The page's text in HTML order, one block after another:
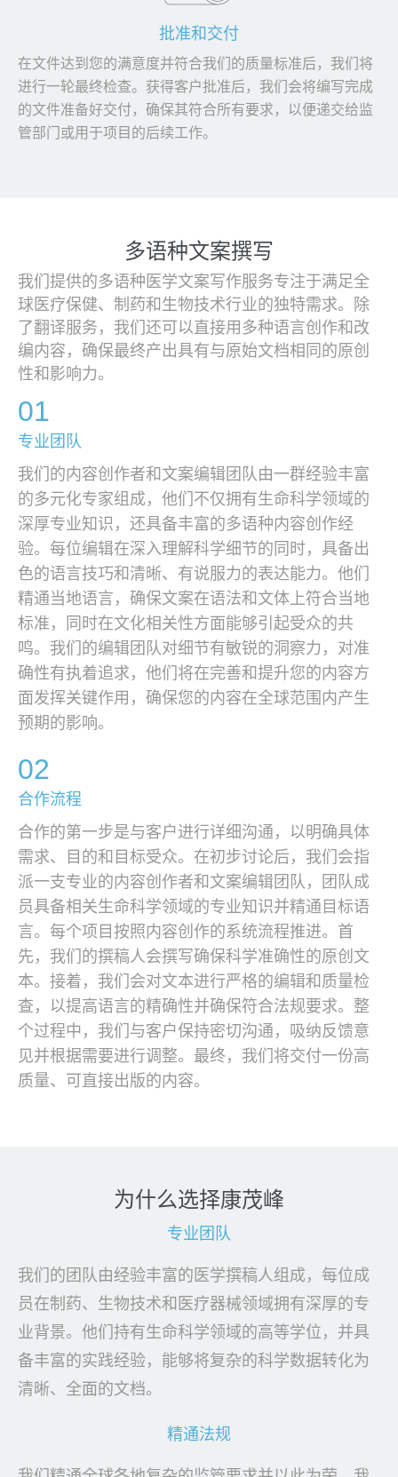
批准和交付
在文件达到您的满意度并符合我们的质量标准后，我们将
进行一轮最终检查。获得客户批准后，我们会将编写完成
的文件准备好交付，确保其符合所有要求，以便递交给监
管部门或用于项目的后续工作。
多语种文案撰写
我们提供的多语种医学文案写作服务专注于满足全
球医疗保健、制药和生物技术行业的独特需求。除
了翻译服务，我们还可以直接用多种语言创作和改
编内容，确保最终产出具有与原始文档相同的原创
性和影响力。
01
专业团队
我们的内容创作者和文案编辑团队由一群经验丰富
的多元化专家组成，他们不仅拥有生命科学领域的
深厚专业知识，还具备丰富的多语种内容创作经
验。每位编辑在深入理解科学细节的同时，具备出
色的语言技巧和清晰、有说服力的表达能力。他们
精通当地语言，确保文案在语法和文体上符合当地
标准，同时在文化相关性方面能够引起受众的共
鸣。我们的编辑团队对细节有敏锐的洞察力，对准
确性有执着追求，他们将在完善和提升您的内容方
面发挥关键作用，确保您的内容在全球范围内产生
预期的影响。
02
合作流程
合作的第一步是与客户进行详细沟通，以明确具体
需求、目的和目标受众。在初步讨论后，我们会指
派一支专业的内容创作者和文案编辑团队，团队成
员具备相关生命科学领域的专业知识并精通目标语
言。每个项目按照内容创作的系统流程推进。首
先，我们的撰稿人会撰写确保科学准确性的原创文
本。接着，我们会对文本进行严格的编辑和质量检
查，以提高语言的精确性并确保符合法规要求。整
个过程中，我们与客户保持密切沟通，吸纳反馈意
见并根据需要进行调整。最终，我们将交付一份高
质量、可直接出版的内容。
为什么选择康茂峰
专业团队
我们的团队由经验丰富的医学撰稿人组成，每位成
员在制药、生物技术和医疗器械领域拥有深厚的专
业背景。他们持有生命科学领域的高等学位，并具
备丰富的实践经验，能够将复杂的科学数据转化为
清晰、全面的文档。
精通法规